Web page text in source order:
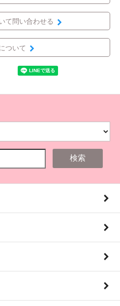
て問い合わせる
ついて
検索